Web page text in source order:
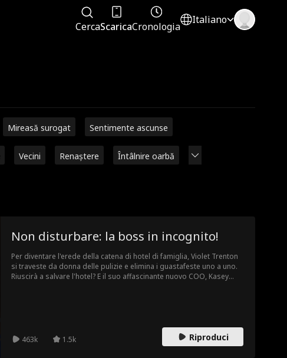
CercaScaricaCronologia
Italiano
Mireasă surogat Sentimente ascunse
Vecini Renaștere Întâlnire oarbă
Non disturbare: la boss in incognito!
Per diventare l'erede della catena di hotel di famiglia, Violet Trenton
si traveste da donna delle pulizie e elimina i guastafeste uno a uno.
Riuscirà a salvare l'hotel? E il suo affascinante nuovo COO, Kasey
463k 1.5k Riproduci